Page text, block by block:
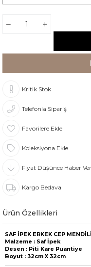
Kritik Stok
Telefonla Sipariş
Favorilere Ekle
Koleksiyona Ekle
Fiyat Düşünce Haber Ver
Kargo Bedava
Ürün Özellikleri
SAF İPEK ERKEK CEP MENDİLİ
Malzeme : Saf İpek
Desen : Piti Kare Puantiye
Boyut : 32cm X 32cm